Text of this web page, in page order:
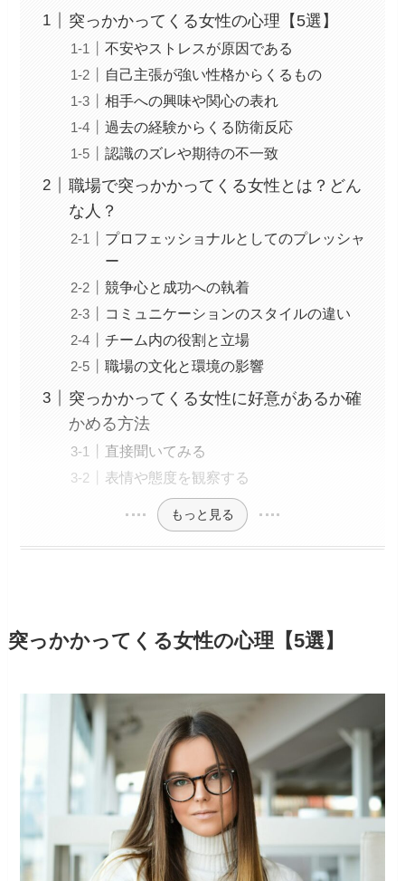
突っかかってくる女性の心理【5選】
不安やストレスが原因である
自己主張が強い性格からくるもの
相手への興味や関心の表れ
過去の経験からくる防衛反応
認識のズレや期待の不一致
職場で突っかかってくる女性とは？どん
な人？
プロフェッショナルとしてのプレッシャ
ー
競争心と成功への執着
コミュニケーションのスタイルの違い
チーム内の役割と立場
職場の文化と環境の影響
突っかかってくる女性に好意があるか確
かめる方法
直接聞いてみる
表情や態度を観察する
もっと見る
突っかかってくる女性の心理【5選】